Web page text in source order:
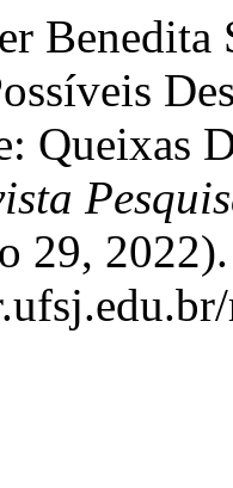
Benedita
Queixas
29,